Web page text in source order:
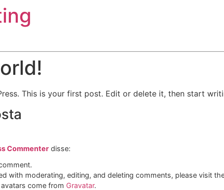
This is your first post. Edit or delete it, then start
Commenter disse:
with moderating, editing, and deleting comments, please visit
come from Gravatar.